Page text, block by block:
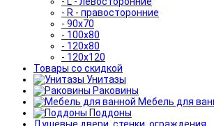
- R - правосторонние
- 90x70
- 100x80
- 120x80
- 120x120
Товары со скидкой
Унитазы
Раковины
Мебель для
Поддоны